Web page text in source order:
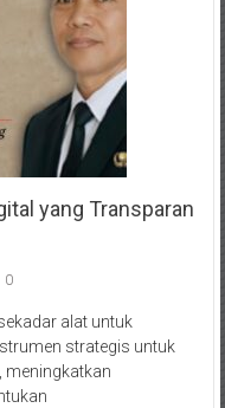
yang Transparan
0
alat untuk
strategis untuk
meningkatkan